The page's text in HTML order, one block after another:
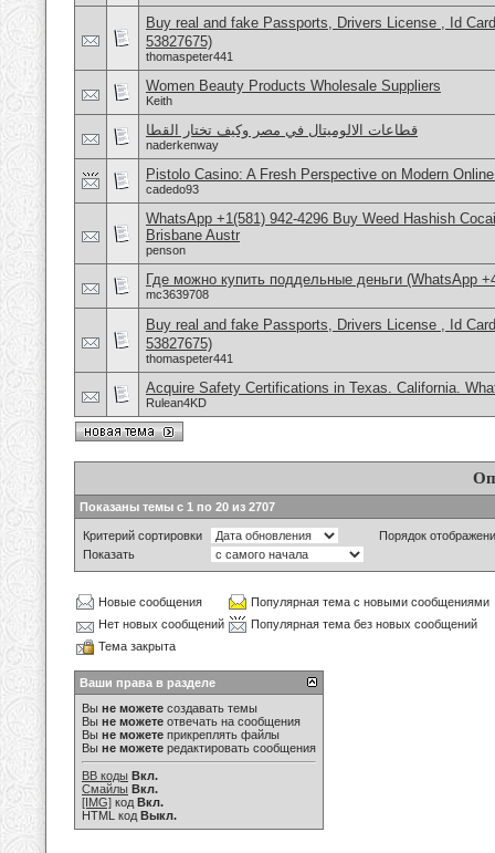
Buy real and fake Passports, Drivers License , Id
53827675)
thomaspeter441
Women Beauty Products Wholesale Suppliers
Keith
قطاعات الالوميتال في مصر وكيف تختار القطا
naderkenway
Pistolo Casino: A Fresh Perspective on Modern
cadedo93
WhatsApp +1(581) 942-4296 Buy Weed Hashish
Brisbane Austr
penson
Где можно купить поддельные деньги (WhatsApp
mc3639708
Buy real and fake Passports, Drivers License , Id
53827675)
thomaspeter441
Acquire Safety Certifications in Texas. California.
Rulean4KD
Показаны темы с 1 по 20 из 2707
Критерий сортировки
Порядок
Показать
Новые сообщения
Популярная тема с новыми сообщениями
Нет новых сообщений
Популярная тема без новых сообщений
Тема закрыта
Ваши права в разделе
Вы не можете создавать темы
Вы не можете отвечать на сообщения
Вы не можете прикреплять файлы
Вы не можете редактировать сообщения
BB коды Вкл.
Смайлы Вкл.
[IMG] код Вкл.
HTML код Выкл.